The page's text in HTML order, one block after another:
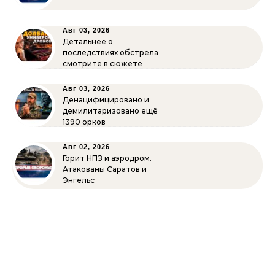
Авг 03, 2026
Детальнее о
последствиях обстрела
смотрите в сюжете
Авг 03, 2026
Денацифицировано и
демилитаризовано ещё
1390 орков
Авг 02, 2026
Горит НПЗ и аэродром.
Атакованы Саратов и
Энгельс